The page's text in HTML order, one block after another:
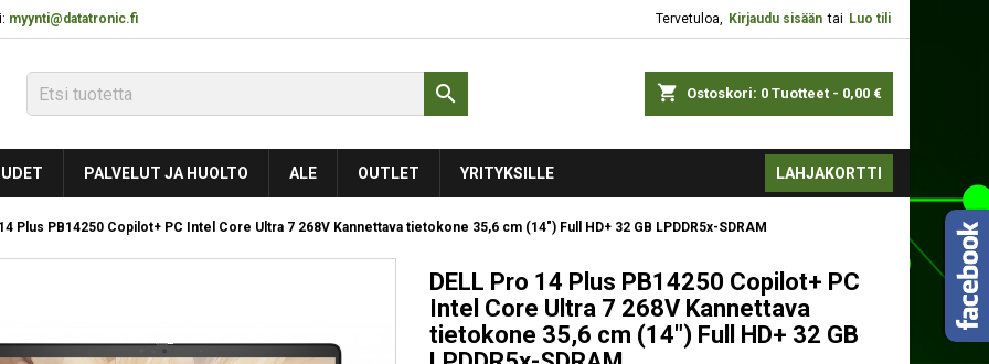
myynti@datatronic.fi Tervetuloa, Kirjaudu sisään tai Luo tili
shopping_cart Ostoskori: 0 Tuotteet - 0,00 €

PALVELUT JA HUOLTO ALE OUTLET YRITYKSILLE LAHJAKORTTI
Plus PB14250 Copilot+ PC Intel Core Ultra 7 268V Kannettava tietokone 35,6 cm (14") Full HD+ 32 GB LPDDR5x-SDRAM
DELL Pro 14 Plus PB14250 Copilot+ PC
Intel Core Ultra 7 268V Kannettava
tietokone 35,6 cm (14") Full HD+ 32 GB